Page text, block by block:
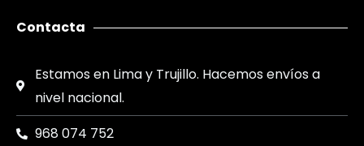
Contacta
Estamos en Lima y Trujillo. Hacemos envíos a
nivel nacional.
968 074 752